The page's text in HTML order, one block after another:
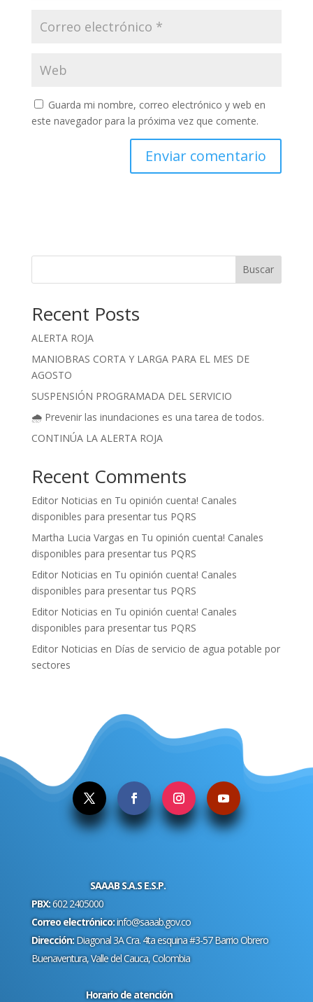
Guarda mi nombre, correo electrónico y web en
este navegador para la próxima vez que comente.
Buscar
Recent Posts
ALERTA ROJA
MANIOBRAS CORTA Y LARGA PARA EL MES DE
AGOSTO
SUSPENSIÓN PROGRAMADA DEL SERVICIO
🌧️ Prevenir las inundaciones es una tarea de todos.
CONTINÚA LA ALERTA ROJA
Recent Comments
Editor Noticias en Tu opinión cuenta! Canales
disponibles para presentar tus PQRS
Martha Lucia Vargas en Tu opinión cuenta! Canales
disponibles para presentar tus PQRS
Editor Noticias en Tu opinión cuenta! Canales
disponibles para presentar tus PQRS
Editor Noticias en Tu opinión cuenta! Canales
disponibles para presentar tus PQRS
Editor Noticias en Días de servicio de agua potable por
sectores
SAAAB S.A.S E.S.P.
PBX:602 2405000
Correo electrónico:info@saaab.gov.co
Dirección:Diagonal 3A Cra. 4ta esquina #3-57 Barrio Obrero
Buenaventura, Valle del Cauca, Colombia
Horario de atención